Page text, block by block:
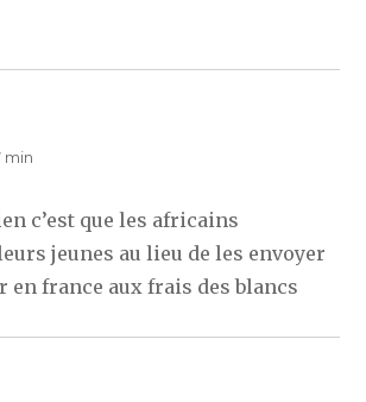
min
c’est que les africains
jeunes au lieu de les envoyer
en france aux frais des blancs